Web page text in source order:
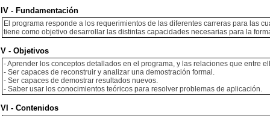
IV - Fundamentación
El programa responde a los requerimientos de las diferentes carreras para las
tiene como objetivo desarrollar las distintas capacidades necesarias para la
V - Objetivos
- Aprender los conceptos detallados en el programa, y las relaciones que entre
- Ser capaces de reconstruir y analizar una demostración formal.
- Ser capaces de demostrar resultados nuevos.
- Saber usar los conocimientos teóricos para resolver problemas de aplicación.
VI - Contenidos